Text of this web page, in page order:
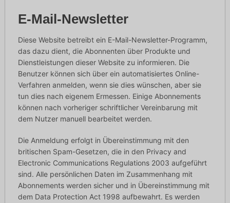
E-Mail-Newsletter
Diese Website betreibt ein E-Mail-Newsletter-Programm,
das dazu dient, die Abonnenten über Produkte und
Dienstleistungen dieser Website zu informieren. Die
Benutzer können sich über ein automatisiertes Online-
Verfahren anmelden, wenn sie dies wünschen, aber sie
tun dies nach eigenem Ermessen. Einige Abonnements
können nach vorheriger schriftlicher Vereinbarung mit
dem Nutzer manuell bearbeitet werden.
Die Anmeldung erfolgt in Übereinstimmung mit den
britischen Spam-Gesetzen, die in den Privacy and
Electronic Communications Regulations 2003 aufgeführt
sind. Alle persönlichen Daten im Zusammenhang mit
Abonnements werden sicher und in Übereinstimmung mit
dem Data Protection Act 1998 aufbewahrt. Es werden